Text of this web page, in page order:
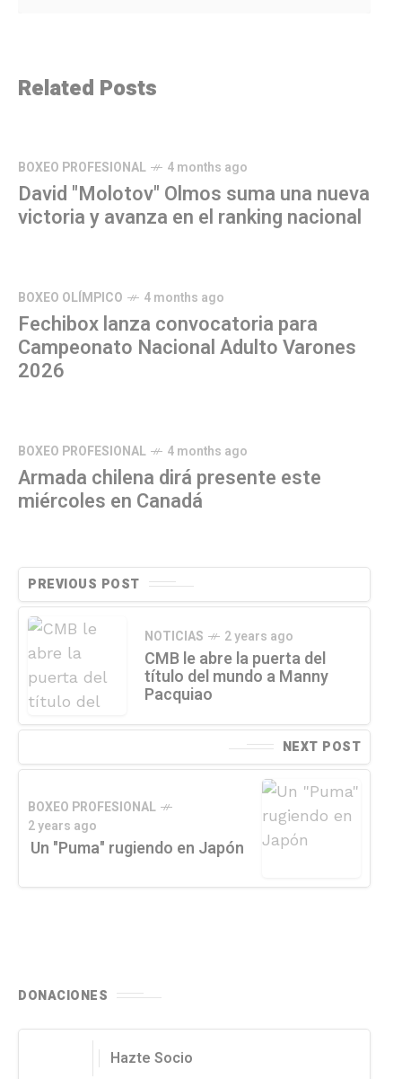
Related Posts
BOXEO PROFESIONAL 4 months ago
David "Molotov" Olmos suma una nueva
victoria y avanza en el ranking nacional
BOXEO OLÍMPICO 4 months ago
Fechibox lanza convocatoria para
Campeonato Nacional Adulto Varones
2026
BOXEO PROFESIONAL 4 months ago
Armada chilena dirá presente este
miércoles en Canadá
PREVIOUS POST
NOTICIAS 2 years ago
CMB le abre la puerta del
título del mundo a Manny
Pacquiao
NEXT POST
BOXEO PROFESIONAL
2 years ago
Un "Puma" rugiendo en Japón
DONACIONES
Hazte Socio